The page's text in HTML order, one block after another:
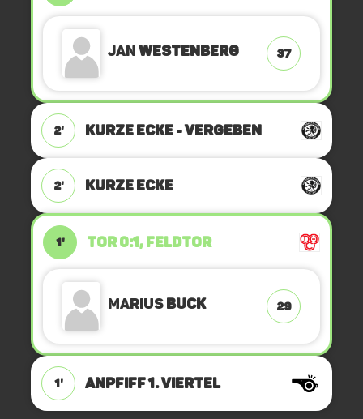
JanWestenberg 37
2' KURZE ECKE - VERGEBEN
2' KURZE ECKE
1' TOR 0:1, FELDTOR
MariusBuck 29
1' ANPFIFF 1. Viertel